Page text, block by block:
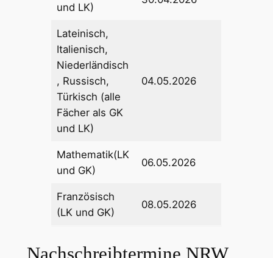
und LK)
Lateinisch,
Italienisch,
Niederländisch
, Russisch,
Türkisch (alle
Fächer als GK
und LK)
04.05.2026
Mathematik(LK
und GK)
06.05.2026
Französisch
(LK und GK)
08.05.2026
Nachschreibtermine NRW